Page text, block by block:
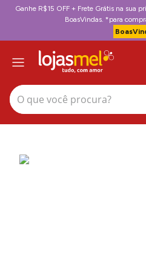
Ganhe R$15 OFF + Frete Grátis na sua
BoasVindas. *para
O que você procura?